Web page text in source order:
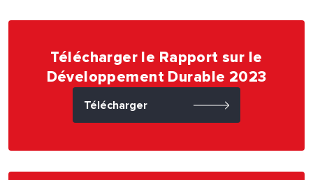
Télécharger le Rapport sur le
Développement Durable 2023
Télécharger